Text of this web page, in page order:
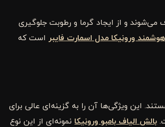
و از ایجاد گرما و رطوبت جلوگیری
ورونیکا مدل اسمارت فایبر است که
این ویژگی‌ها آن را به گزینه‌ای عالی برای
بالش الیاف بامبو ورونیکانمونه‌ای از این نوع